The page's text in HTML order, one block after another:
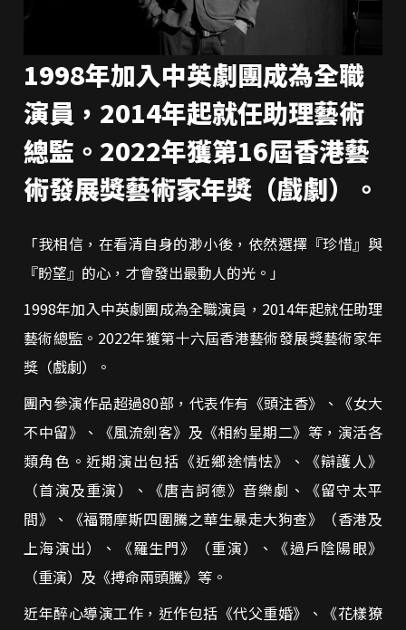
1998年加入中英劇團成為全職
演員，2014年起就任助理藝術
總監。2022年獲第16屆香港藝
術發展獎藝術家年獎（戲劇）。
「我相信，在看清自身的渺小後，依然選擇『珍惜』與
『盼望』的心，才會發出最動人的光。」
1998年加入中英劇團成為全職演員，2014年起就任助理
藝術總監。2022年獲第十六屆香港藝術發展獎藝術家年
獎（戲劇）。
團內參演作品超過80部，代表作有《頭注香》、《女大
不中留》、《風流劍客》及《相約星期二》等，演活各
類角色。近期演出包括《近鄉途情怯》、《辯護人》
（首演及重演）、《唐吉訶德》音樂劇、《留守太平
間》、《福爾摩斯四圍騰之華生暴走大狗查》（香港及
上海演出）、《羅生門》（重演）、《過戶陰陽眼》
（重演）及《搏命兩頭騰》等。
近年醉心導演工作，近作包括《代父重婚》、《花樣獠